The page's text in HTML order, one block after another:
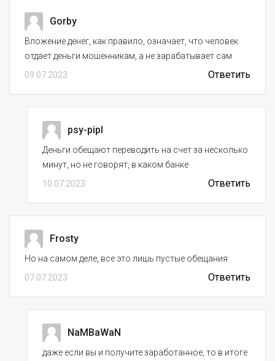
Gorby
Вложение денег, как правило, означает, что человек
отдает деньги мошенникам, а не зарабатывает сам
09.07.2023
Ответить
psy-pipl
Деньги обещают переводить на счет за несколько
минут, но не говорят, в каком банке
10.07.2023
Ответить
Frosty
Но на самом деле, все это лишь пустые обещания
07.07.2023
Ответить
NaMBaWaN
даже если вы и получите заработанное, то в итоге